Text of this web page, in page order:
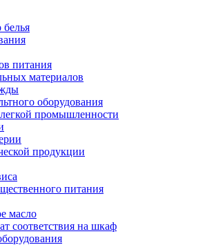
питания
материалов
оборудования
промышленности
продукции
питания
масло
соответствия на шкаф